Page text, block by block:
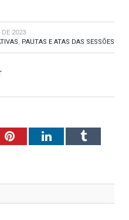
DE 2023
, PAUTAS E ATAS DAS SESSÕES
PinterestLinkedInTumblr